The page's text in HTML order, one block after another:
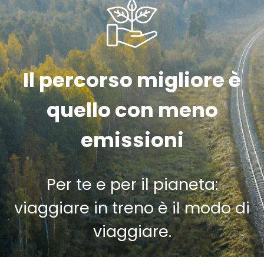
Il percorso migliore è
quello con meno
emissioni
Per te e per il pianeta:
viaggiare in treno è il modo di
viaggiare.